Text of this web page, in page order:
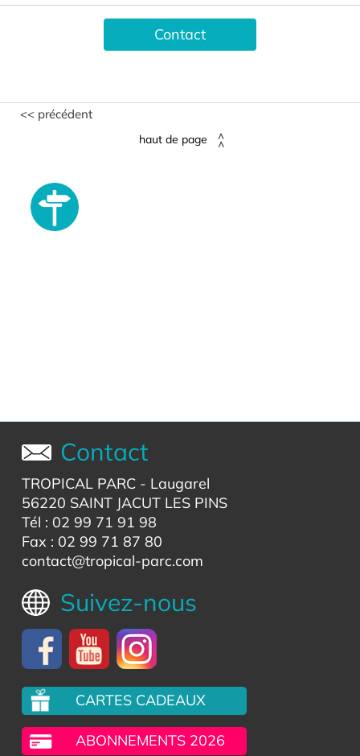
Contact
<< précédent
haut de page
Contact
TROPICAL PARC- Laugarel
56220 SAINT JACUT LES PINS
Tél : 02 99 71 91 98
Fax : 02 99 71 87 80
contact@tropical-parc.com
Suivez-nous
CARTES CADEAUX
ABONNEMENTS 2026